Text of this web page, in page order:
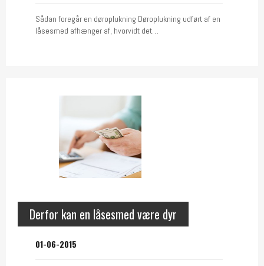
Sådan foregår en døroplukning Døroplukning udført af en
låsesmed afhænger af, hvorvidt det…
Derfor kan en låsesmed være dyr
01-06-2015